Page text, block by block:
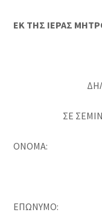
ΕΚ ΤΗΣ ΙΕΡΑΣ
ΣΕ
ΟΝΟΜΑ:
ΕΠΩΝΥΜΟ: